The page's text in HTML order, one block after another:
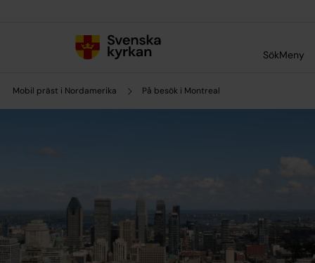
SökMeny
Mobil präst i Nordamerika På besök i Montreal